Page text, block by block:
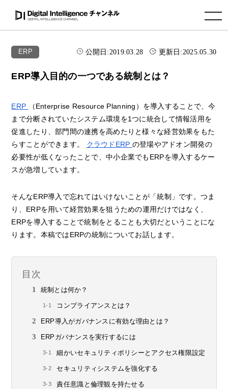
toggle navigation
ERP 公開日:2019.03.28 更新日:2025.05.30
ERP導入目的の一つである統制とは？
ERP
（Enterprise Resource Planning）を導入することで、今
まで分断されていたシステム環境を1つに統合して情報活用を
促進したり、部門間の連携を高めたりと様々な経営効果をもた
らすことができます。 クラウドERP の登場やアドオン開発の
必要性が低くなったことで、中小企業でもERPを導入するケー
スが急増しています。
そんなERP導入で忘れてはいけないことが「統制」です。つま
り、ERPを用いて経営効果を狙うための運用だけではなく、
ERPを導入することで統制をとることも大切だということにな
ります。本稿ではERPの統制についてお話します。
目次
統制とは何か？
コンプライアンスとは？
ERP導入がガバナンスに有効な理由とは？
ERPガバナンスを実行するには
細かいセキュリティポリシーとアクセス権限設定
セキュリティシステムを強化する
責任意識と倫理観を持たせる